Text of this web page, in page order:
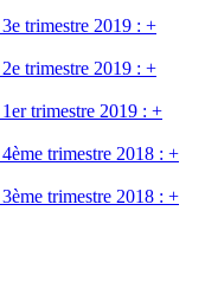
trimestre 2019 : +
trimestre 2019 : +
trimestre 2019 : +
trimestre 2018 : +
trimestre 2018 : +